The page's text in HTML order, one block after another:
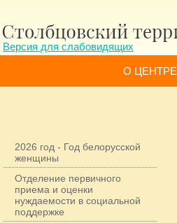
О ЦЕНТРЕ
Версия для слабовидящих
2026 год - Год белорусской
женщины
Отделение первичного
приема и оценки
нуждаемости в социальной
поддержке